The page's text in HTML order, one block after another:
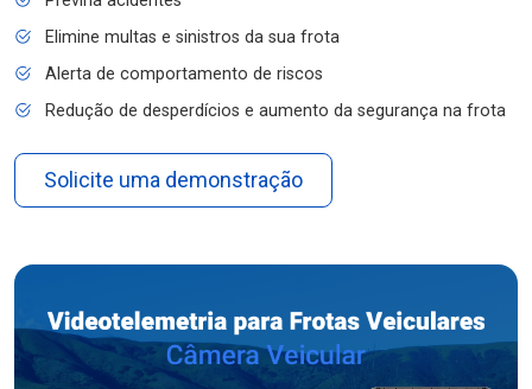
Elimine multas e sinistros da sua frota
Alerta de comportamento de riscos
Redução de desperdícios e aumento da segurança na frota
Solicite uma demonstração